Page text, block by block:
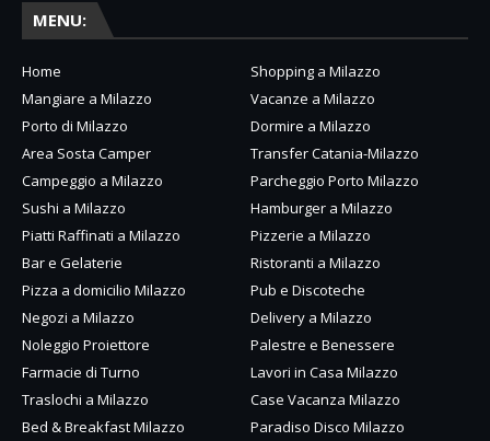
MENU:
Home
Shopping a Milazzo
Mangiare a Milazzo
Vacanze a Milazzo
Porto di Milazzo
Dormire a Milazzo
Area Sosta Camper
Transfer Catania-Milazzo
Campeggio a Milazzo
Parcheggio Porto Milazzo
Sushi a Milazzo
Hamburger a Milazzo
Piatti Raffinati a Milazzo
Pizzerie a Milazzo
Bar e Gelaterie
Ristoranti a Milazzo
Pizza a domicilio Milazzo
Pub e Discoteche
Negozi a Milazzo
Delivery a Milazzo
Noleggio Proiettore
Palestre e Benessere
Farmacie di Turno
Lavori in Casa Milazzo
Traslochi a Milazzo
Case Vacanza Milazzo
Bed & Breakfast Milazzo
Paradiso Disco Milazzo